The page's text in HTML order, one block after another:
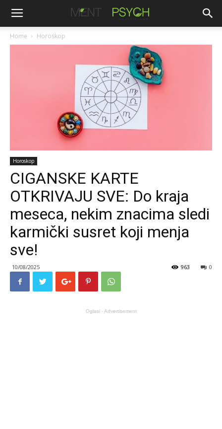
Home Horoskop
Horoskop
CIGANSKE KARTE
OTKRIVAJU SVE: Do kraja
meseca, nekim znacima sledi
karmički susret koji menja
sve!
10/08/2025 0
963
Oglasi - Advertisement